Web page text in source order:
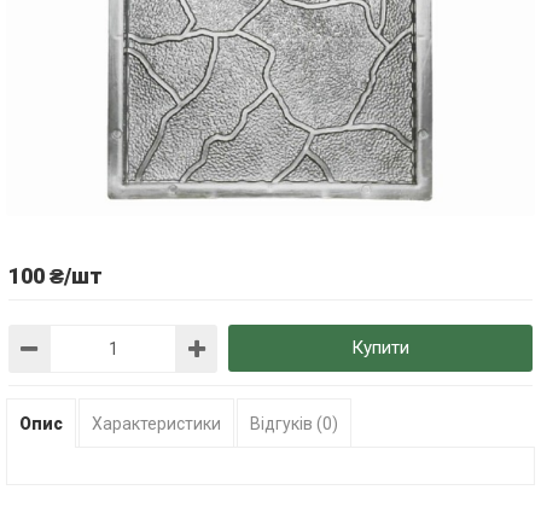
100 ₴/шт
Купити
Опис Характеристики Відгуків (0)